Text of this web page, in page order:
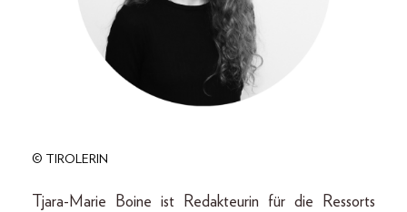
© TIROLERIN
Tjara-Marie Boine ist Redakteurin für die Ressorts